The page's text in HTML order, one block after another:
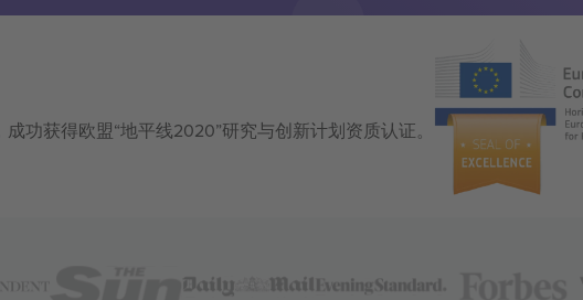
功获得欧盟“地平线2020”研究与创新计划资质认证。